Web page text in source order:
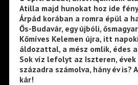
Atilla majd hunokat hoz ide
Árpád korában a romra épül a
Ős-Budavár, egy újbóli,
Kőmíves Kelemen újra, itt
áldozattal, a mész omlik, édes
Sok víz lefolyt az Iszteren,
századra számolva, hány év is?
kár!